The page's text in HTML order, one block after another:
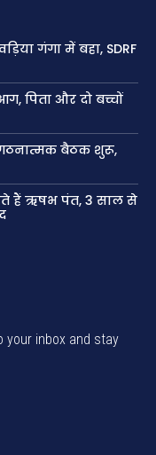
गंगा में बहा, SDRF
पिता और दो बच्चों
बैठक शुरू,
हैं ऋषभ पंत, 3 साल से
your inbox and stay